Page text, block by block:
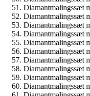
Diamantmalingssæt
Diamantmalingssæt
Diamantmalingssæt
Diamantmalingssæt
Diamantmalingssæt
Diamantmalingssæt
Diamantmalingssæt
Diamantmalingssæt
Diamantmalingssæt
Diamantmalingssæt